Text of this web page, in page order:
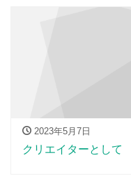
2023年5月7日
クリエイターとして